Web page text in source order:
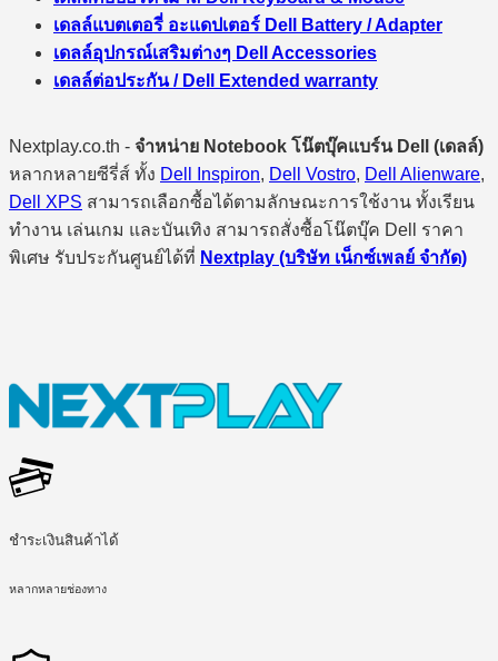
เดลล์แบตเตอรี่ อะแดปเตอร์ Dell Battery / Adapter
เดลล์อุปกรณ์เสริมต่างๆ Dell Accessories
เดลล์ต่อประกัน / Dell Extended warranty
Nextplay.co.th - จำหน่าย Notebook โน๊ตบุ๊คแบร์น Dell (เดลล์)
หลากหลายซีรี่ส์ ทั้ง Dell Inspiron, Dell Vostro, Dell Alienware,
Dell XPS สามารถเลือกซื้อได้ตามลักษณะการใช้งาน ทั้งเรียน
ทำงาน เล่นเกม และบันเทิง สามารถสั่งซื้อโน๊ตบุ๊ค Dell ราคา
พิเศษ รับประกันศูนย์ได้ที่ Nextplay (บริษัท เน็กซ์เพลย์ จำกัด)
ชำระเงินสินค้าได้
หลากหลายช่องทาง